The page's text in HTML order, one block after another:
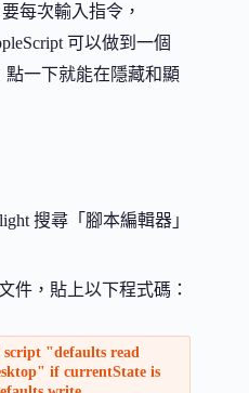
每次輸入指令，
可以做到一個
一下就能在隱藏和顯
搜尋「腳本編輯器」
件，貼上以下程式碼：
script "defaults read
if currentState is